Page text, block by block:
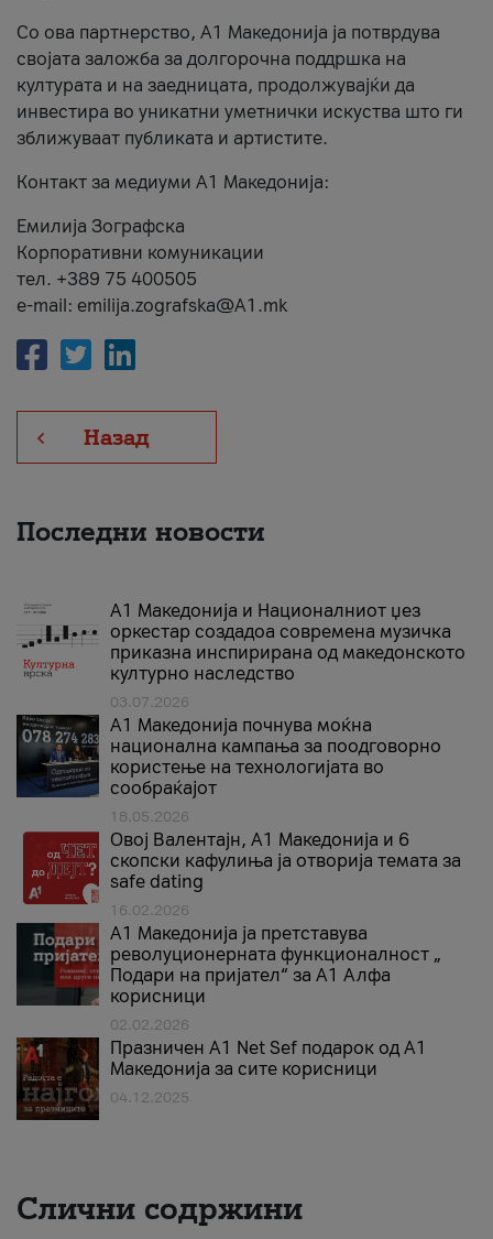
Со ова партнерство, A1 Македонија ја потврдува
својата заложба за долгорочна поддршка на
културата и на заедницата, продолжувајќи да
инвестира во уникатни уметнички искуства што ги
зближуваат публиката и артистите.
Контакт за медиуми А1 Македонија:
Емилија Зографска
Корпоративни комуникации
тел. +389 75 400505
e-mail: emilija.zografska@A1.mk
Назад
Последни новости
А1 Македонија и Националниот џез
оркестар создадоа современа музичка
приказна инспирирана од македонското
културно наследство
03.07.2026
A1 Македонија почнува моќна
национална кампања за поодговорно
користење на технологијата во
сообраќајот
18.05.2026
Овој Валентајн, A1 Македонија и 6
скопски кафулиња ја отворија темата за
safe dating
16.02.2026
А1 Македонија ја претставува
револуционерната функционалност „
Подари на пријател“ за А1 Алфа
корисници
02.02.2026
Празничен A1 Net Sеf подарок од А1
Македонија за сите корисници
04.12.2025
Слични содржини